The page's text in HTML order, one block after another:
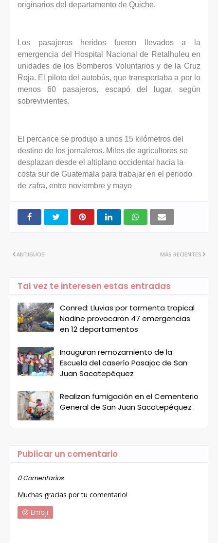
originarios del departamento de Quiche.
Los pasajeros heridos fueron llevados a la
emergencia del Hospital Nacional de Retalhuleu en
unidades de los Bomberos Voluntarios y de la Cruz
Roja. El piloto del autobús, que transportaba a por lo
menos 60 pasajeros, escapó del lugar, según
sobrevivientes.
El percance se produjo a unos 15 kilómetros del
destino de los jornaleros. Miles de agricultores se
desplazan desde el altiplano occidental hacia la
costa sur de Guatemala para trabajar en el periodo
de zafra, entre noviembre y mayo
MÁS RECIENTES
ANTIGUOS
Tal vez te interesen estas entradas
Conred: Lluvias por tormenta tropical
Nadine provocaron 47 emergencias
en 12 departamentos
Inauguran remozamiento de la
Escuela del caserío Pasajoc de San
Juan Sacatepéquez
Realizan fumigación en el Cementerio
General de San Juan Sacatepéquez
Publicar un comentario
0 Comentarios
Muchas gracias por tu comentario!
Emoji